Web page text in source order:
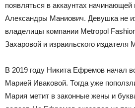
появляться в аккаунтах
Александры Маниович. Девушка не
владелицы компании Metropol
Захаровой и израильского
В 2019 году Никита Ефремов начал
Марией Иваковой. Тогда уже
Мария метит в законные жены и